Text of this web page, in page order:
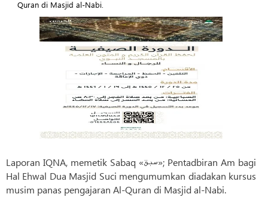
Quran di Masjid al-Nabi.
Laporan IQNA, memetik Sabaq «سبق»; Pentadbiran Am bagi
Hal Ehwal Dua Masjid Suci mengumumkan diadakan kursus
musim panas pengajaran Al-Quran di Masjid al-Nabi.